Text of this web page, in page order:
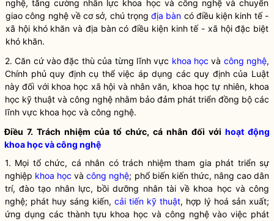
nghệ, tăng cường nhân lực khoa học và công nghệ và chuyển
giao công nghệ về cơ sở, chú trọngđịa bàn có điều kiện kinh tế -
xã hội khó khăn và địa bàncó điều kiện kinh tế - xã hội đặc biệt
khó khăn.
2. Căn cứ vào đặc thù của từng lĩnh vực khoa học và công nghệ,
Chính phủ quy định cụ thể việc áp dụng các quy định của Luật
này đối với khoa học xã hội và nhân văn, khoa học tự nhiên, khoa
học kỹ thuật và công nghệ nhằm bảo đảm phát triển đồng bộ các
lĩnh vực khoa học và công nghệ.
Điều 7. Trách nhiệm của tổ chức, cá nhân đối với hoạt động
khoa học và công nghệ
1. Mọi tổ chức, cá nhân có trách nhiệm tham gia phát triển sự
nghiệp khoa học vàcông nghệ; phổ biến kiến thức, nâng cao dân
trí, đào tạo nhân lực, bồi dưỡng nhân tài về khoa học vàcông
nghệ; phát huy sáng kiến, cải tiến kỹ thuật, hợp lý hoá sản xuất;
ứng dụng các thành tựu khoa học và công nghệvào việc phát